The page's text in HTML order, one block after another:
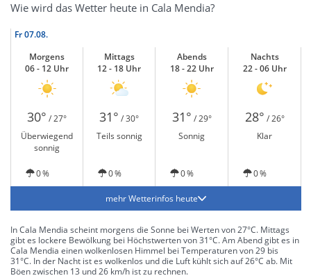
Wie wird das Wetter heute in Cala Mendia?
Fr07.08.
Morgens
06 - 12 Uhr
Mittags
12 - 18 Uhr
Abends
18 - 22 Uhr
Nachts
22 - 06 Uhr
30° / 27° 31° / 30° 31° / 29° 28° / 26°
Überwiegend
sonnig
Teils sonnig Sonnig Klar
0 % 0 % 0 % 0 %
mehr Wetterinfos heute
In Cala Mendia scheint morgens die Sonne bei Werten von 27°C. Mittags
gibt es lockere Bewölkung bei Höchstwerten von 31°C. Am Abend gibt es in
Cala Mendia einen wolkenlosen Himmel bei Temperaturen von 29 bis
31°C. In der Nacht ist es wolkenlos und die Luft kühlt sich auf 26°C ab. Mit
Böen zwischen 13 und 26 km/h ist zu rechnen.